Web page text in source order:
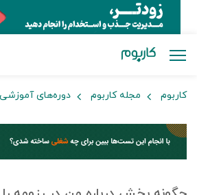
کاربوم مجله کاربوم دوره‌های آموزشی